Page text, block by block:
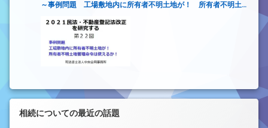
～事例問題 工場敷地内に所有者不明土地が！ 所有者不明土
相続についての最近の話題